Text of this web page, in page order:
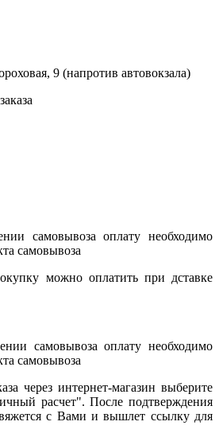
9 (напротив автовокзала)
самовывоза оплату необходимо
самовывоза
можно оплатить при дставке
самовывоза оплату необходимо
самовывоза
через интернет-магазин выберите
расчет". После подтверждения
с Вами и вышлет ссылку для